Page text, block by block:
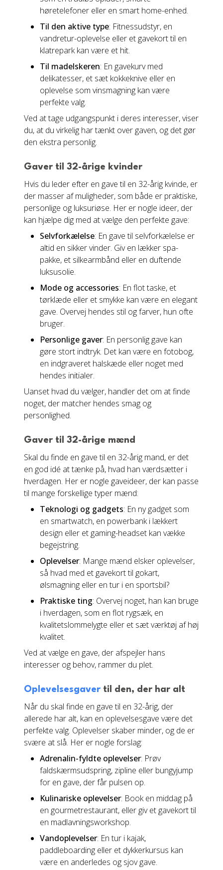
høretelefoner eller en smart home-enhed.
Til den aktive type: Fitnessudstyr, en
vandretur-oplevelse eller et gavekort til en
klatrepark kan være et hit.
Til madelskeren: En gavekurv med
delikatesser, et sæt kokkeknive eller en
oplevelse som vinsmagning kan være
perfekte valg.
Ved at tage udgangspunkt i deres interesser, viser
du, at du virkelig har tænkt over gaven, og det gør
den ekstra personlig.
Gaver til 32-årige kvinder
Hvis du leder efter en gave til en 32-årig kvinde, er
der masser af muligheder, som både er praktiske,
personlige og luksuriøse. Her er nogle ideer, der
kan hjælpe dig med at vælge den perfekte gave:
Selvforkælelse: En gave til selvforkælelse er
altid en sikker vinder. Giv en lækker spa-
pakke, et silkearmbånd eller en duftende
luksusolie.
Mode og accessories: En flot taske, et
tørklæde eller et smykke kan være en elegant
gave. Overvej hendes stil og farver, hun ofte
bruger.
Personlige gaver: En personlig gave kan
gøre stort indtryk. Det kan være en fotobog,
en indgraveret halskæde eller noget med
hendes initialer.
Uanset hvad du vælger, handler det om at finde
noget, der matcher hendes smag og
personlighed.
Gaver til 32-årige mænd
Skal du finde en gave til en 32-årig mand, er det
en god idé at tænke på, hvad han værdsætter i
hverdagen. Her er nogle gaveideer, der kan passe
til mange forskellige typer mænd:
Teknologi og gadgets: En ny gadget som
en smartwatch, en powerbank i lækkert
design eller et gaming-headset kan vække
begejstring.
Oplevelser: Mange mænd elsker oplevelser,
så hvad med et gavekort til gokart,
ølsmagning eller en tur i en sportsbil?
Praktiske ting: Overvej noget, han kan bruge
i hverdagen, som en flot rygsæk, en
kvalitetslommelygte eller et sæt værktøj af høj
kvalitet.
Ved at vælge en gave, der afspejler hans
interesser og behov, rammer du plet.
Oplevelsesgaver til den, der har alt
Når du skal finde en gave til en 32-årig, der
allerede har alt, kan en oplevelsesgave være det
perfekte valg. Oplevelser skaber minder, og de er
svære at slå. Her er nogle forslag:
Adrenalin-fyldte oplevelser: Prøv
faldskærmsudspring, zipline eller bungyjump
for en gave, der får pulsen op.
Kulinariske oplevelser: Book en middag på
en gourmetrestaurant, eller giv et gavekort til
en madlavningsworkshop.
Vandoplevelser: En tur i kajak,
paddleboarding eller et dykkerkursus kan
være en anderledes og sjov gave.